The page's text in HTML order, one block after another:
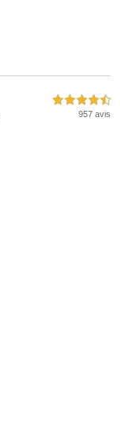
4,5 étoiles sur 5
957 avis